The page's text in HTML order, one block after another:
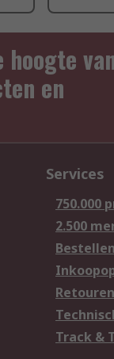
hoogte
en
Services
750.000
2.500
Bestellen
Retouren
Track &